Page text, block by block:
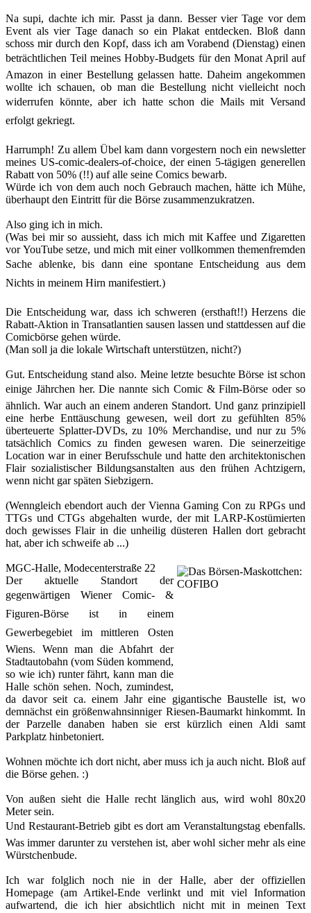
Na supi, dachte ich mir. Passt ja dann. Besser vier Tage vor dem
Event als vier Tage danach so ein Plakat entdecken. Bloß dann
schoss mir durch den Kopf, dass ich am Vorabend (Dienstag) einen
beträchtlichen Teil meines Hobby-Budgets für den Monat April auf
Amazon in einer Bestellung gelassen hatte. Daheim angekommen
wollte ich schauen, ob man die Bestellung nicht vielleicht noch
widerrufen könnte, aber ich hatte schon die Mails mit Versand
erfolgt gekriegt.
Harrumph! Zu allem Übel kam dann vorgestern noch ein newsletter
meines US-comic-dealers-of-choice, der einen 5-tägigen generellen
Rabatt von 50% (!!) auf alle seine Comics bewarb.
Würde ich von dem auch noch Gebrauch machen, hätte ich Mühe,
überhaupt den Eintritt für die Börse zusammenzukratzen.
Also ging ich in mich.
(Was bei mir so aussieht, dass ich mich mit Kaffee und Zigaretten
vor YouTube setze, und mich mit einer vollkommen themenfremden
Sache ablenke, bis dann eine spontane Entscheidung aus dem
Nichts in meinem Hirn manifestiert.)
Die Entscheidung war, dass ich schweren (ersthaft!!) Herzens die
Rabatt-Aktion in Transatlantien sausen lassen und stattdessen auf die
Comicbörse gehen würde.
(Man soll ja die lokale Wirtschaft unterstützen, nicht?)
Gut. Entscheidung stand also. Meine letzte besuchte Börse ist schon
einige Jährchen her. Die nannte sich Comic & Film-Börse oder so
ähnlich. War auch an einem anderen Standort. Und ganz prinzipiell
eine herbe Enttäuschung gewesen, weil dort zu gefühlten 85%
überteuerte Splatter-DVDs, zu 10% Merchandise, und nur zu 5%
tatsächlich Comics zu finden gewesen waren. Die seinerzeitige
Location war in einer Berufsschule und hatte den architektonischen
Flair sozialistischer Bildungsanstalten aus den frühen Achtzigern,
wenn nicht gar späten Siebzigern.
(Wenngleich ebendort auch der Vienna Gaming Con zu RPGs und
TTGs und CTGs abgehalten wurde, der mit LARP-Kostümierten
doch gewisses Flair in die unheilig düsteren Hallen dort gebracht
hat, aber ich schweife ab ...)
MGC-Halle, Modecenterstraße 22
Der aktuelle Standort der
gegenwärtigen Wiener Comic- &
Figuren-Börse ist in einem
Gewerbegebiet im mittleren Osten
Wiens. Wenn man die Abfahrt der
Stadtautobahn (vom Süden kommend,
so wie ich) runter fährt, kann man die
Halle schön sehen. Noch, zumindest,
da davor seit ca. einem Jahr eine gigantische Baustelle ist, wo
demnächst ein größenwahnsinniger Riesen-Baumarkt hinkommt. In
der Parzelle danaben haben sie erst kürzlich einen Aldi samt
Parkplatz hinbetoniert.
Wohnen möchte ich dort nicht, aber muss ich ja auch nicht. Bloß auf
die Börse gehen. :)
Von außen sieht die Halle recht länglich aus, wird wohl 80x20
Meter sein.
Und Restaurant-Betrieb gibt es dort am Veranstaltungstag ebenfalls.
Was immer darunter zu verstehen ist, aber wohl sicher mehr als eine
Würstchenbude.
Ich war folglich noch nie in der Halle, aber der offiziellen
Homepage (am Artikel-Ende verlinkt und mit viel Information
aufwartend, die ich hier absichtlich nicht mit in meinen Text